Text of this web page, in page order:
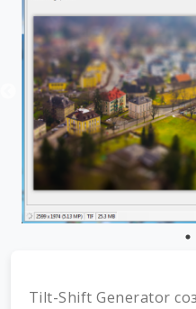
Tilt-Shift Generator